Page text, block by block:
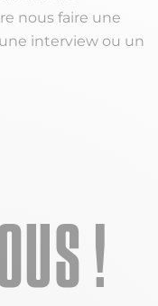
nous faire une
interview ou un
!